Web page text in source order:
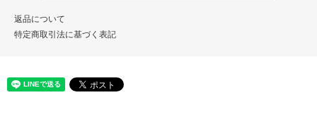
返品について
特定商取引法に基づく表記